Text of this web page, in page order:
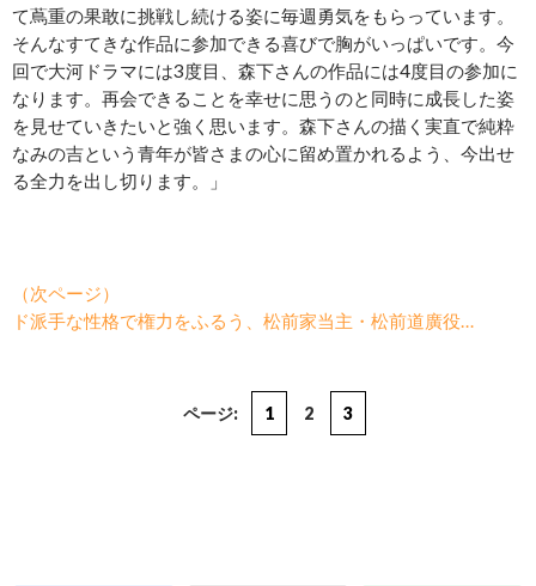
て蔦重の果敢に挑戦し続ける姿に毎週勇気をもらっています。
そんなすてきな作品に参加できる喜びで胸がいっぱいです。今
回で大河ドラマには3度目、森下さんの作品には4度目の参加に
なります。再会できることを幸せに思うのと同時に成長した姿
を見せていきたいと強く思います。森下さんの描く実直で純粋
なみの吉という青年が皆さまの心に留め置かれるよう、今出せ
る全力を出し切ります。」
（次ページ）
ド派手な性格で権力をふるう、松前家当主・松前道廣役…
ページ: 1 2 3